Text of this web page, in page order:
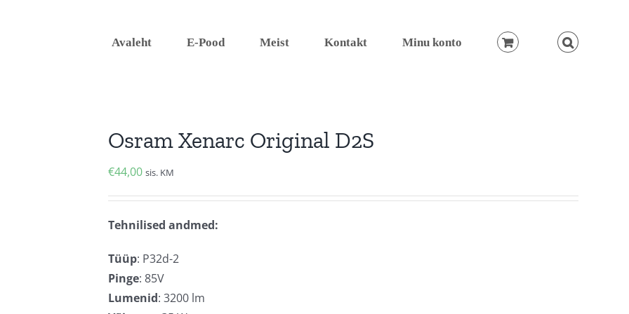
Avaleht E-Pood Meist Kontakt Minu konto
Osram Xenarc Original D2S
€44,00 sis. KM
Tehnilised andmed:
Tüüp: P32d-2
Pinge: 85V
Lumenid: 3200 lm